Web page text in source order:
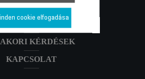
JAVÍTÁS
ÚTMUTATÓ
KÉRDÉSEK
KAPCSOLAT
cookie elfogadása